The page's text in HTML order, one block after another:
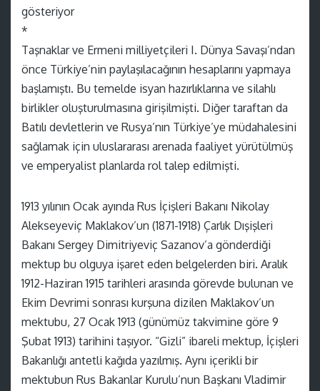
gösteriyor
*
Taşnaklar ve Ermeni milliyetçileri I. Dünya Savaşı’ndan
önce Türkiye’nin paylaşılacağının hesaplarını yapmaya
başlamıştı. Bu temelde isyan hazırlıklarına ve silahlı
birlikler oluşturulmasına girişilmişti. Diğer taraftan da
Batılı devletlerin ve Rusya’nın Türkiye’ye müdahalesini
sağlamak için uluslararası arenada faaliyet yürütülmüş
ve emperyalist planlarda rol talep edilmişti.
1913 yılının Ocak ayında Rus İçişleri Bakanı Nikolay
Alekseyeviç Maklakov’un (1871-1918) Çarlık Dışişleri
Bakanı Sergey Dimitriyeviç Sazanov’a gönderdiği
mektup bu olguya işaret eden belgelerden biri. Aralık
1912-Haziran 1915 tarihleri arasında görevde bulunan ve
Ekim Devrimi sonrası kurşuna dizilen Maklakov’un
mektubu, 27 Ocak 1913 (günümüz takvimine göre 9
Şubat 1913) tarihini taşıyor. “Gizli” ibareli mektup, İçişleri
Bakanlığı antetli kağıda yazılmış. Aynı içerikli bir
mektubun Rus Bakanlar Kurulu’nun Başkanı Vladimir